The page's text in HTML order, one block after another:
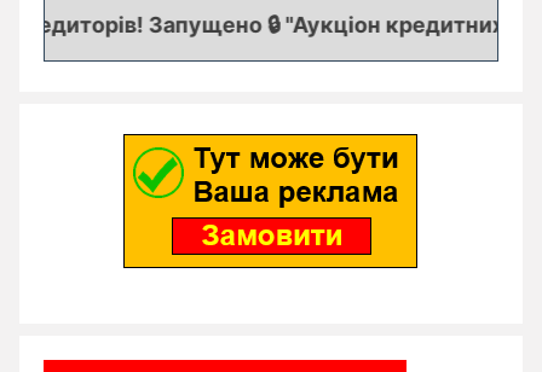
Запущено 🔒 "Аукціон кредитних